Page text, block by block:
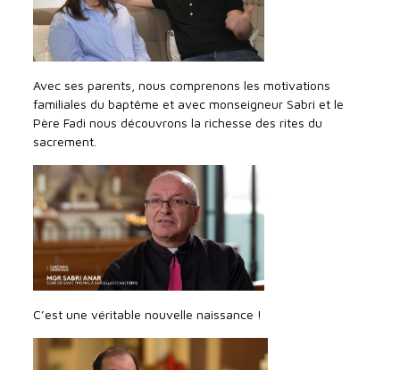
Avec ses parents, nous comprenons les motivations
familiales du baptême et avec monseigneur Sabri et le
Père Fadi nous découvrons la richesse des rites du
sacrement.
C’est une véritable nouvelle naissance !